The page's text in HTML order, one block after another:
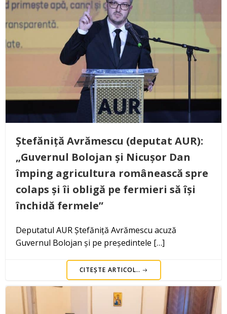
Ștefăniță Avrămescu (deputat AUR):
„Guvernul Bolojan și Nicușor Dan
împing agricultura românească spre
colaps și îi obligă pe fermieri să își
închidă fermele”
Deputatul AUR Ștefăniță Avrămescu acuză
Guvernul Bolojan și pe președintele […]
CITEȘTE ARTICOL..